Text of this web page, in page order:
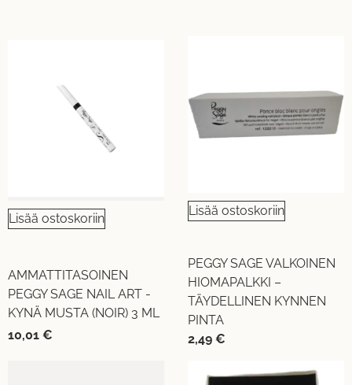
Lisää ostoskoriin
AMMATTITASOINEN
PEGGY SAGE NAIL ART -
KYNÄ MUSTA (NOIR) 3 ML
10,01 €
Lisää ostoskoriin
PEGGY SAGE VALKOINEN
HIOMAPALKKI –
TÄYDELLINEN KYNNEN
PINTA
2,49 €